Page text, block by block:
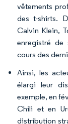
vêtements
des t-shirts.
Calvin Klein,
enregistré de
cours des
Ainsi, les
élargi leur
exemple, en
Chili et en
distribution